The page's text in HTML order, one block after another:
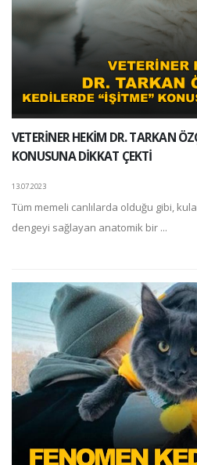
VETERİNER HEKİM DR. TARKAN
KONUSUNA DİKKAT ÇEKTİ
13.07.2023
Tüm memeli canlılarda olduğu gibi,
dengeyi sağlayan anatomik bir ...